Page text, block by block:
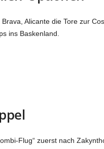
Alicante die Tore zur
ins Baskenland.
zuerst nach